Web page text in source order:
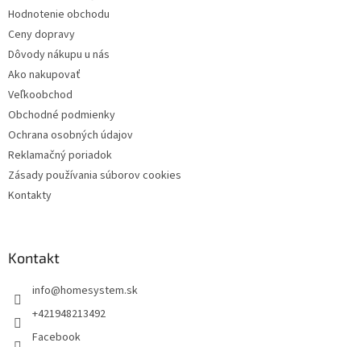
Hodnotenie obchodu
Ceny dopravy
Dôvody nákupu u nás
Ako nakupovať
Veľkoobchod
Obchodné podmienky
Ochrana osobných údajov
Reklamačný poriadok
Zásady používania súborov cookies
Kontakty
Kontakt
info@homesystem.sk
+421948213492
Facebook